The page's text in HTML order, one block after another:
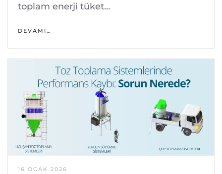
toplam enerji tüket…
DEVAMI…
16 OCAK 2026